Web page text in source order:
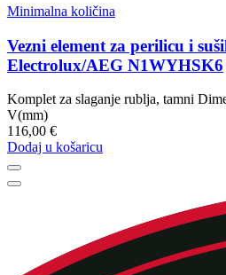
Minimalna količina
Vezni element za perilicu i
Electrolux/AEG N1WYHSK6
Komplet za slaganje rublja, tamni
V(mm)
116,00 €
Dodaj u košaricu